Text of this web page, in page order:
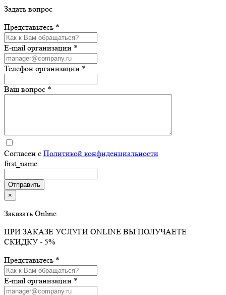
Задать вопрос
Представьтесь *
E-mail организации *
Телефон организации *
Ваш вопрос *
Согласен с Политикой конфиденциальности
first_name
×
Заказать Online
ПРИ ЗАКАЗЕ УСЛУГИ ONLINE ВЫ ПОЛУЧАЕТЕ
СКИДКУ - 5%
Представьтесь *
E-mail организации *